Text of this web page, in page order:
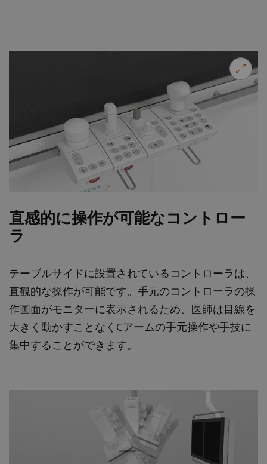
直感的に操作が可能なコントロー
ラ
テーブルサイドに設置されているコントローラは、
直観的な操作が可能です。手元のコントローラの操
作画面がモニターに表示されるため、医師は目線を
大きく動かすことなくCアームの手元操作や手技に
集中することができます。